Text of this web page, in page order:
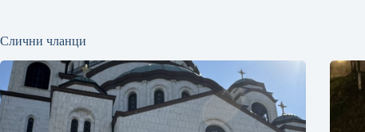
Слични чланци